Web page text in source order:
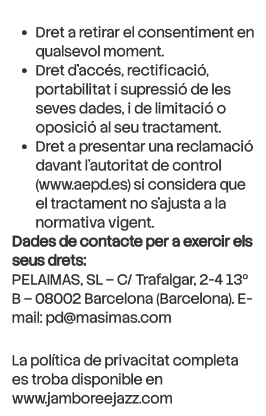
Dret a retirar el consentiment en
qualsevol moment.
Dret d’accés, rectificació,
portabilitat i supressió de les
seves dades, i de limitació o
oposició al seu tractament.
Dret a presentar una reclamació
davant l’autoritat de control
(www.aepd.es) si considera que
el tractament no s’ajusta a la
normativa vigent.
Dades de contacte per a exercir els
seus drets:
PELAIMAS, SL – C/ Trafalgar, 2-4 13º
B – 08002 Barcelona (Barcelona). E-
mail: pd@masimas.com
La política de privacitat completa
es troba disponible en
www.jamboreejazz.com